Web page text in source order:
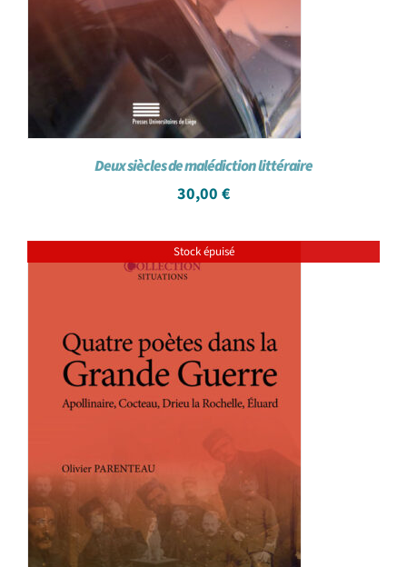
Deux siècles de malédiction littéraire
30,00 €
Stock épuisé